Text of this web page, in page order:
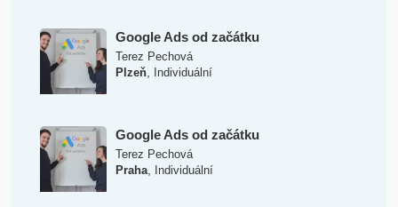
Google Ads od začátku
Terez Pechová
Plzeň, Individuální
Google Ads od začátku
Terez Pechová
Praha, Individuální